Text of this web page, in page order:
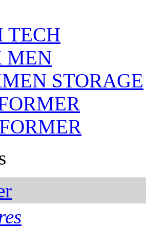
TECH
MEN
STORAGE